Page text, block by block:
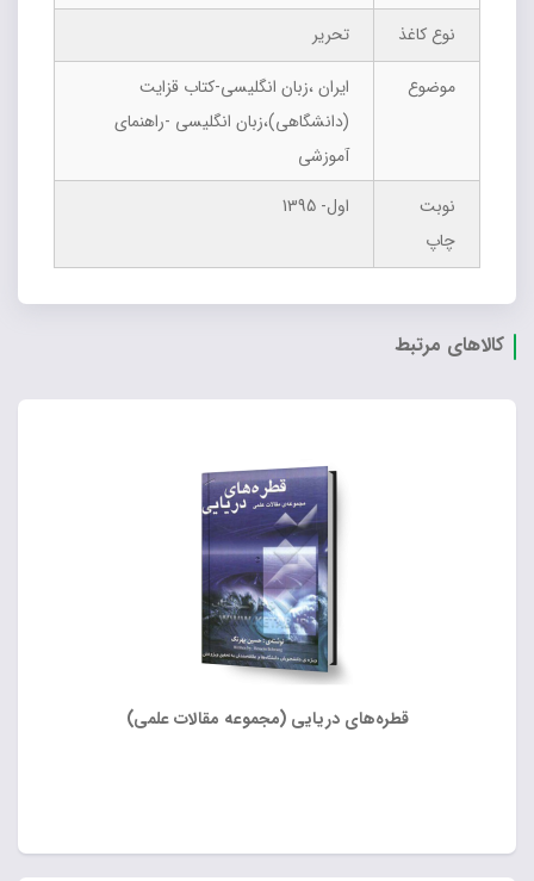
نوع کاغذ
تحریر
موضوع
ایران ،زبان انگلیسی-کتاب قزایت
(دانشگاهی)،زبان انگلیسی -راهنمای
آموزشی
نوبت
چاپ
اول- 1395
کالاهای مرتبط
قطره‌های دریایی (مجموعه مقالات علمی)